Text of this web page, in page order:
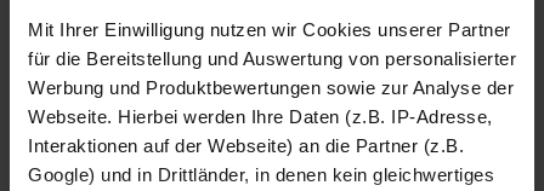
Mit Ihrer Einwilligung nutzen wir Cookies unserer Partner
für die Bereitstellung und Auswertung von personalisierter
Werbung und Produktbewertungen sowie zur Analyse der
Webseite. Hierbei werden Ihre Daten (z.B. IP-Adresse,
Interaktionen auf der Webseite) an die Partner (z.B.
Google) und in Drittländer, in denen kein gleichwertiges
v
n
5
S
t
e
UVP1099.00 € -54%
499.-
inkl. MwSt., zzgl. 79.90 €Versandkosten
v
n
5
S
t
e
UVP999.00 €
599.-
inkl. MwSt.